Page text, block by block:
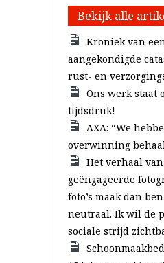
Bekijk alle
Kroniek van
aangekondigde
rust- en
Ons werk staat
tijdsdruk!
AXA: “We
overwinning
Het verhaal
geëngageerde
foto’s maak dan
neutraal. Ik wil de
sociale strijd